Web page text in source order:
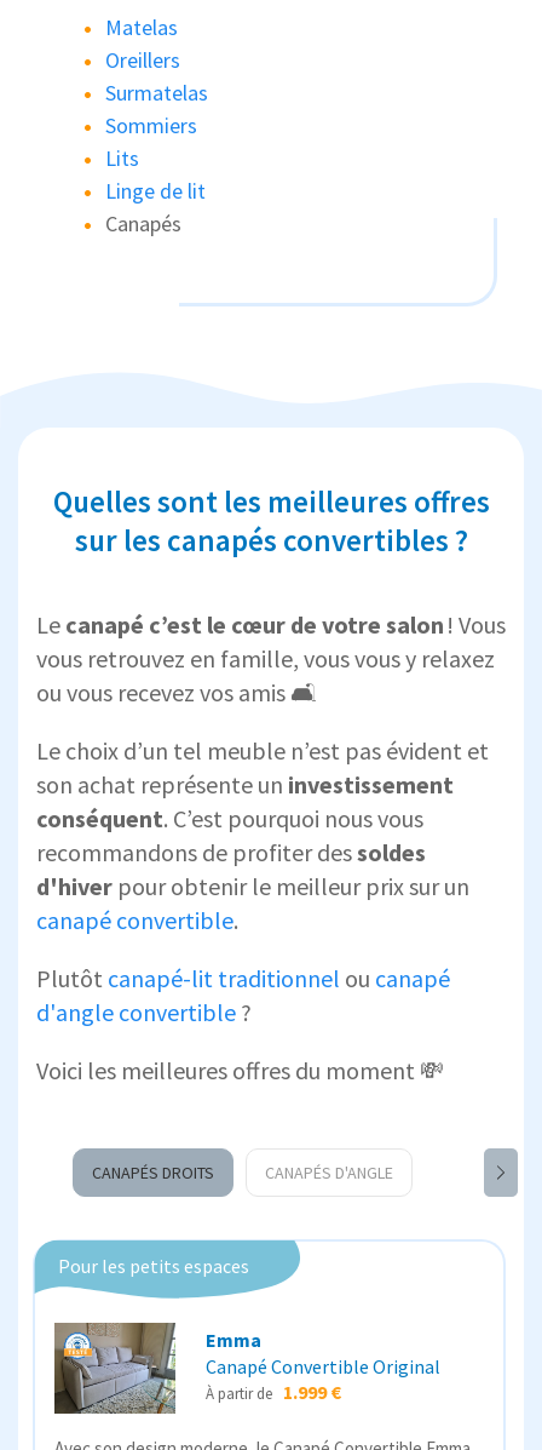
Matelas
Oreillers
Surmatelas
Sommiers
Lits
Linge de lit
Canapés
Quelles sont les meilleures offres
sur les canapés convertibles ?
Le canapé c’est le cœur de votre salon ! Vous
vous retrouvez en famille, vous vous y relaxez
ou vous recevez vos amis 🛋️
Le choix d’un tel meuble n’est pas évident et
son achat représente un investissement
conséquent. C’est pourquoi nous vous
recommandons de profiter dessoldes
d'hiver pour obtenir le meilleur prix sur un
canapé convertible.
Plutôt canapé-lit traditionnel ou canapé
d'angle convertible ?
Voici les meilleures offres du moment 💸
CANAPÉS DROITS CANAPÉS D'ANGLE
Pour les petits espaces
Emma
Canapé Convertible Original
À partir de 1.999 €